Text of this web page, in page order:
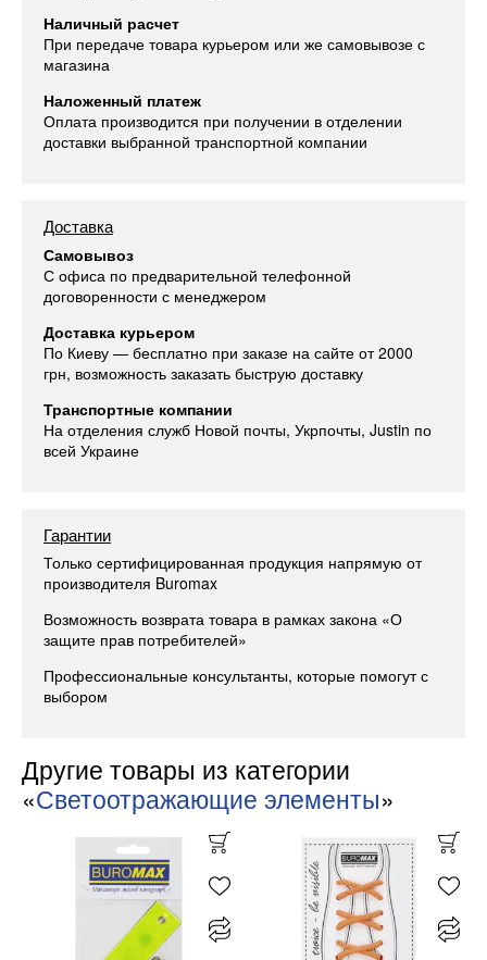
Наличный расчет
При передаче товара курьером или же самовывозе с
магазина
Наложенный платеж
Оплата производится при получении в отделении
доставки выбранной транспортной компании
Доставка
Самовывоз
С офиса по предварительной телефонной
договоренности с менеджером
Доставка курьером
По Киеву — бесплатно при заказе на сайте от 2000
грн, возможность заказать быструю доставку
Транспортные компании
На отделения служб Новой почты, Укрпочты, Justin по
всей Украине
Гарантии
Только сертифицированная продукция напрямую от
производителя Buromax
Возможность возврата товара в рамках закона «О
защите прав потребителей»
Профессиональные консультанты, которые помогут с
выбором
Другие товары из категории
«Светоотражающие элементы»